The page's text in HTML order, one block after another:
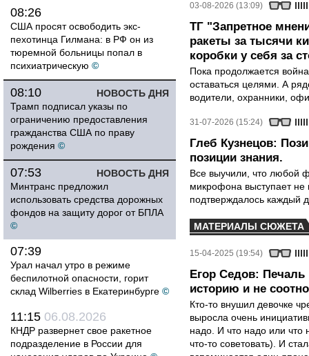
08:26
США просят освободить экс-
пехотинца Гилмана: в РФ он из
тюремной больницы попал в
психиатрическую ©
НОВОСТЬ ДНЯ
08:10
Трамп подписал указы по
ограничению предоставления
гражданства США по праву
рождения ©
НОВОСТЬ ДНЯ
07:53
Минтранс предложил
использовать средства дорожных
фондов на защиту дорог от БПЛА
©
07:39
Урал начал утро в режиме
беспилотной опасности, горит
склад Wilberries в Екатеринбурге ©
11:15 06.08.2026
КНДР развернет свое ракетное
подразделение в России для
03-08-2026 (13:09)
ТГ "Запретное
ракеты за тысячи
коробки у себя за
Пока продолжается
оставаться целями. А
водители, охранники,
31-07-2026 (15:24)
Глеб Кузнецов:
позиции знания.
Все выучили, что любой
микрофона выступает не
подтверждалось каждый
МАТЕРИАЛЫ СЮЖЕТА
15-04-2025 (19:54)
Егор Седов:
историю и не
Кто-то внушил девочке
выросла очень
надо. И что надо или что
что-то советовать). И